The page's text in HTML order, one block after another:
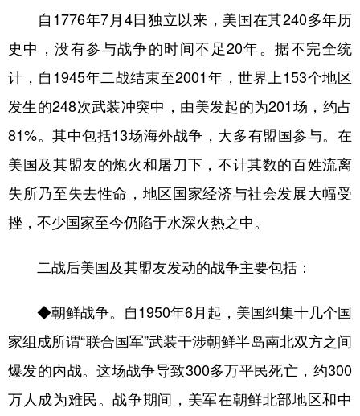
English Español Français عربى
Русский язык 日本語 한국어
Deutsch Português
自1776年7月4日独立以来，美国在其240多年历
史中，没有参与战争的时间不足20年。据不完全统
计，自1945年二战结束至2001年，世界上153个地区
发生的248次武装冲突中，由美发起的为201场，约占
81%。其中包括13场海外战争，大多有盟国参与。在
美国及其盟友的炮火和屠刀下，不计其数的百姓流离
失所乃至失去性命，地区国家经济与社会发展大幅受
挫，不少国家至今仍陷于水深火热之中。
二战后美国及其盟友发动的战争主要包括：
◆朝鲜战争。自1950年6月起，美国纠集十几个国
家组成所谓“联合国军”武装干涉朝鲜半岛南北双方之间
爆发的内战。这场战争导致300多万平民死亡，约300
万人成为难民。战争期间，美军在朝鲜北部地区和中